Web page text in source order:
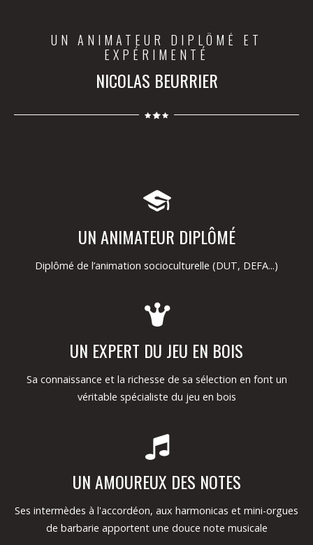
UN ANIMATEUR DIPLÔMÉ ET
EXPÉRIMENTÉ
NICOLAS BEURRIER
UN ANIMATEUR DIPLÔMÉ
Diplômé de l’animation socioculturelle (DUT, DEFA...)
UN EXPERT DU JEU EN BOIS
Sa connaissance et la richesse de sa sélection en font un
véritable spécialiste du jeu en bois
UN AMOUREUX DES NOTES
Ses intermèdes à l'accordéon, aux harmonicas et mini-orgues
de barbarie apportent une douce note musicale